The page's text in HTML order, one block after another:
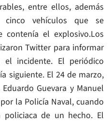
entre ellos, además
vehículos que se
el explosivo.Los
Twitter para informar
el incidente. El periódico
siguiente. El 24 de marzo,
Guevara y Manuel
la Policía Naval, cuando
de un hecho. El